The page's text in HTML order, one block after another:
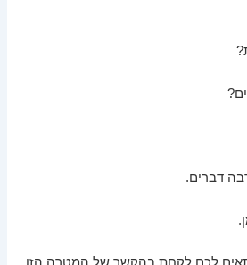
דברים.